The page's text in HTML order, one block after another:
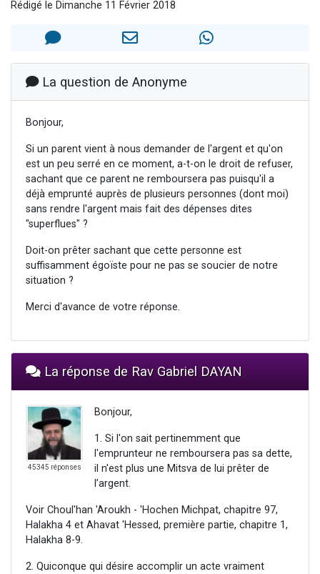
12 nouvelles musiques dans Torah-Box Music
2 personnes viennent de nous rejoindre sur WhatsApp
Rédigé le Dimanche 11 Février 2018
La question de Anonyme
Bonjour,
Si un parent vient à nous demander de l'argent et qu'on
est un peu serré en ce moment, a-t-on le droit de refuser,
sachant que ce parent ne remboursera pas puisqu'il a
déjà emprunté auprès de plusieurs personnes (dont moi)
sans rendre l'argent mais fait des dépenses dites
"superflues" ?
Doit-on prêter sachant que cette personne est
suffisamment égoïste pour ne pas se soucier de notre
situation ?
Merci d'avance de votre réponse.
La réponse de Rav Gabriel DAYAN
45345 réponses
Bonjour,
1. Si l'on sait pertinemment que
l'emprunteur ne remboursera pas sa dette,
il n'est plus une Mitsva de lui prêter de
l’argent.
Voir Choul'han 'Aroukh - 'Hochen Michpat, chapitre 97,
Halakha 4 et Ahavat 'Hessed, première partie, chapitre 1,
Halakha 8-9.
2. Quiconque qui désire accomplir un acte vraiment